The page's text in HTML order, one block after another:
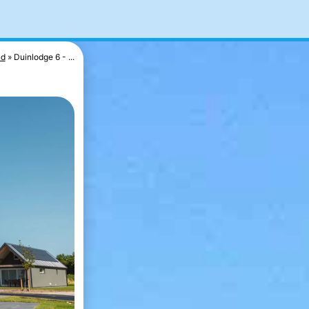
Duinlodge 6 - ...